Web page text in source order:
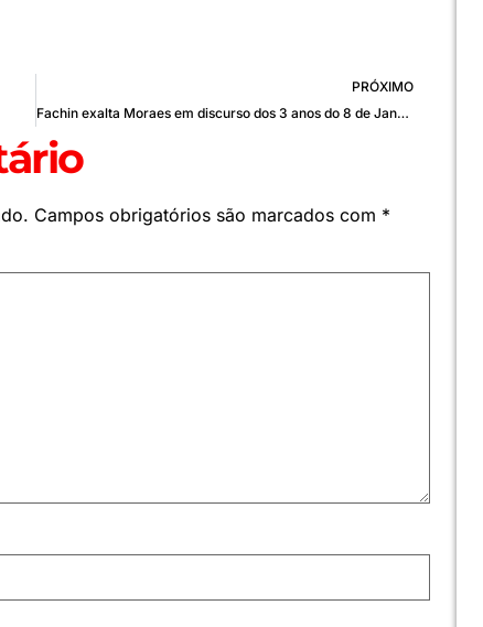
PRÓXIMO
Fachin exalta Moraes em discurso dos 3 anos do 8 de Janeiro
Campos obrigatórios são marcados com *